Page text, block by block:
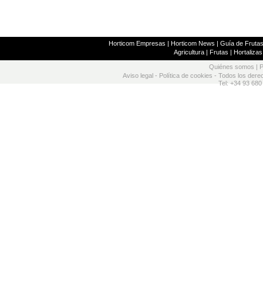
Horticom Empresas | Horticom News | Guía de
Agricultura| Frutas | Hortalizas
Quiénes somos
Aviso legal - Política de cookies - Todos los
Tel: +34 93